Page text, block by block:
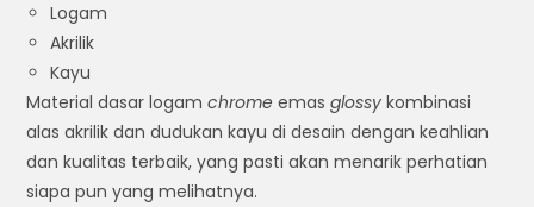
Logam
Akrilik
Kayu
Material dasar logamchrome emasglossy kombinasi
alas akrilik dan dudukan kayu di desain dengan keahlian
dan kualitas terbaik, yang pasti akan menarik perhatian
siapa pun yang melihatnya.